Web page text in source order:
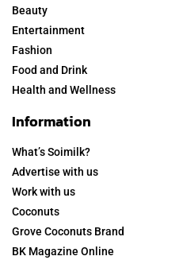
Beauty
Entertainment
Fashion
Food and Drink
Health and Wellness
Information
What’s Soimilk?
Advertise with us
Work with us
Coconuts
Grove Coconuts Brand
BK Magazine Online